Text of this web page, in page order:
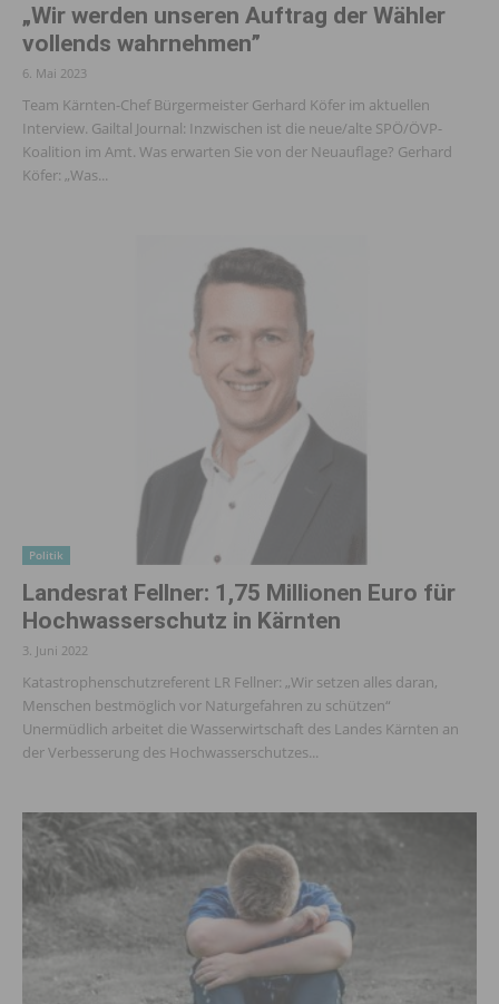
„Wir werden unseren Auftrag der Wähler
vollends wahrnehmen”
6. Mai 2023
Team Kärnten-Chef Bürgermeister Gerhard Köfer im aktuellen
Interview. Gailtal Journal: Inzwischen ist die neue/alte SPÖ/ÖVP-
Koalition im Amt. Was erwarten Sie von der Neuauflage? Gerhard
Köfer: „Was...
Politik
Landesrat Fellner: 1,75 Millionen Euro für
Hochwasserschutz in Kärnten
3. Juni 2022
Katastrophenschutzreferent LR Fellner: „Wir setzen alles daran,
Menschen bestmöglich vor Naturgefahren zu schützen“
Unermüdlich arbeitet die Wasserwirtschaft des Landes Kärnten an
der Verbesserung des Hochwasserschutzes...